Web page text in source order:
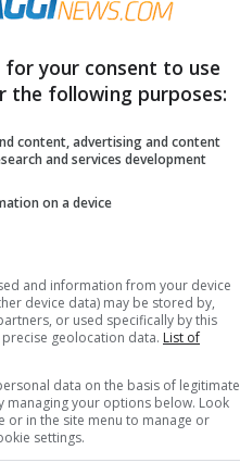
utilizzate
si sfidano a colpi di
in testa,
minutied è
atleti,
di
veneziano e
gigante. La
di Venezia.
più impegnativo per
della
your consent to use
the following purposes:
content, advertising and content
and services development
on a device
and information from your device
device data) may be stored by,
or used specifically by this
geolocation data. List of
data on the basis of legitimate
managing your options below. Look
in the site menu to manage or
settings.